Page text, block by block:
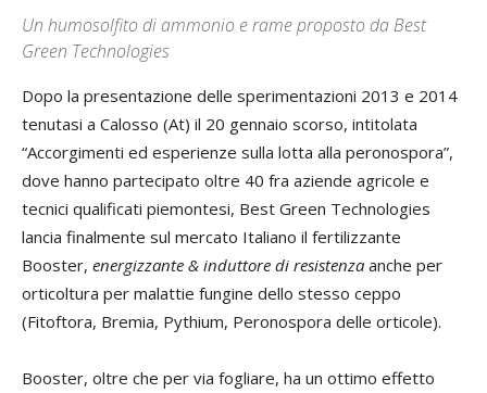
Un humosolfito di ammonio e rame proposto da Best
Green Technologies
Dopo la presentazione delle sperimentazioni 2013 e 2014
tenutasi a Calosso (At) il 20 gennaio scorso, intitolata
“Accorgimenti ed esperienze sulla lotta alla peronospora”,
dove hanno partecipato oltre 40 fra aziende agricole e
tecnici qualificati piemontesi, Best Green Technologies
lancia finalmente sul mercato Italiano il fertilizzante
Booster, energizzante & induttore di resistenza anche per
orticoltura per malattie fungine dello stesso ceppo
(Fitoftora, Bremia, Pythium, Peronospora delle orticole).
Booster, oltre che per via fogliare, ha un ottimo effetto